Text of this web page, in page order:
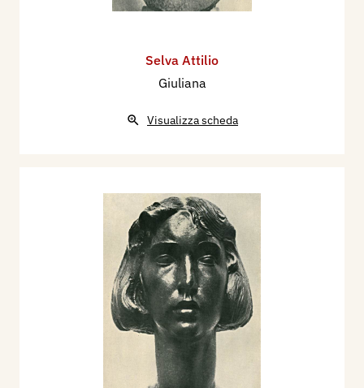
Selva Attilio
Giuliana
Visualizza scheda